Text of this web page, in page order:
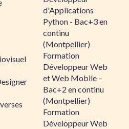
d'Applications
Python - Bac+3 en
continu
(Montpellier)
Formation
Développeur Web
et Web Mobile –
Bac+2 en continu
(Montpellier)
Formation
Développeur Web